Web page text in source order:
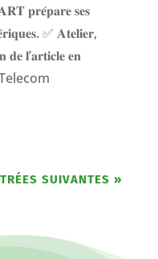
𝐩𝐫𝐞́𝐩𝐚𝐫𝐞 𝐬𝐞𝐬
✅ 𝐀𝐭𝐞𝐥𝐢𝐞𝐫,
𝐥’𝐚𝐫𝐭𝐢𝐜𝐥𝐞 𝐞𝐧
SUIVANTES »